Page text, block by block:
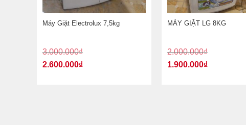
Máy Giặt Electrolux 7,5kg
3.000.000₫
2.600.000₫
MÁY GIẶT LG 8KG
2.000.000₫
1.900.000₫